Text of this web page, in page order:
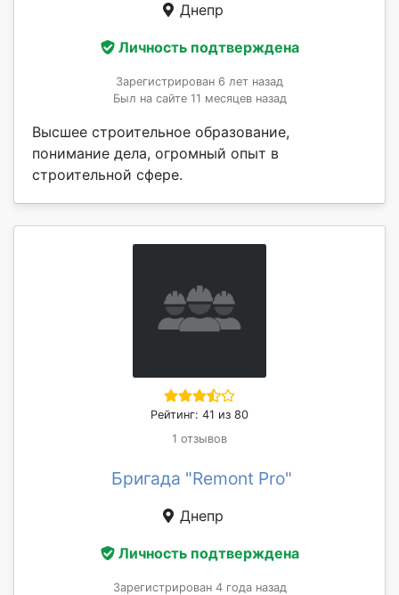
Днепр
Личность подтверждена
Зарегистрирован 6 лет назад
Был на сайте 11 месяцев назад
Высшее строительное образование,
понимание дела, огромный опыт в
строительной сфере.
Рейтинг: 41 из 80
1 отзывов
Бригада "Remont Pro"
Днепр
Личность подтверждена
Зарегистрирован 4 года назад